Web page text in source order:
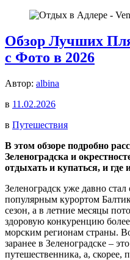
Обзор Лучших
с Фото в 2026
Автор: albina
в 11.02.2026
в Путешествия
В этом обзоре подробно
Зеленоградска и
отдыхать и купаться, и где
Зеленоградск уже давно
популярным курортом
сезон, а в летние месяцы
здоровую конкуренцию
морским регионам страны.
заранее в Зеленоградске –
путешественника, а, скорее,